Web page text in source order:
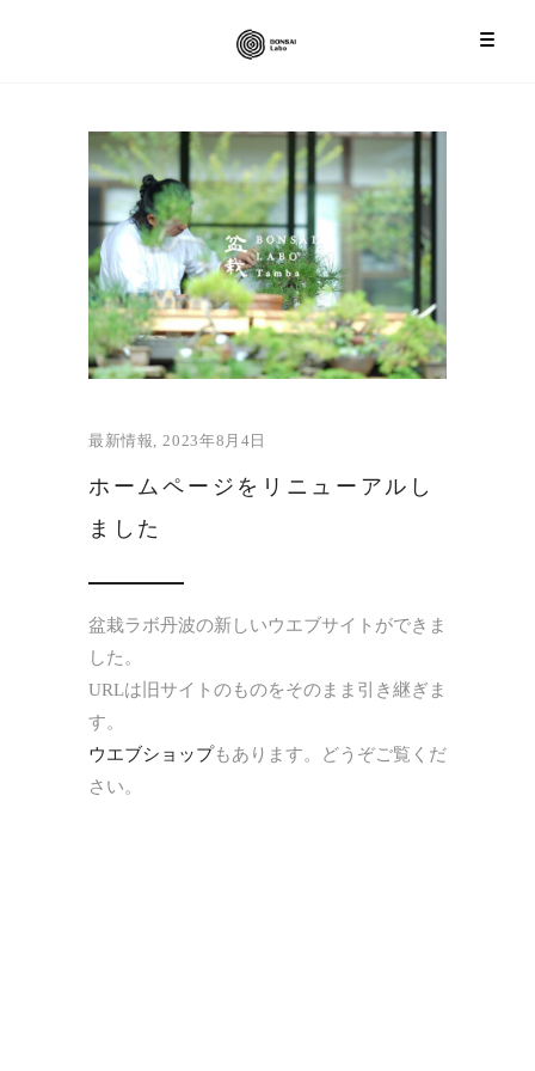
最新情報 2023年8月4日
ホームページをリニューアルし
ました
盆栽ラボ丹波の新しいウエブサイトができま
した。
URLは旧サイトのものをそのまま引き継ぎま
す。
ウエブショップもあります。どうぞご覧くだ
さい。